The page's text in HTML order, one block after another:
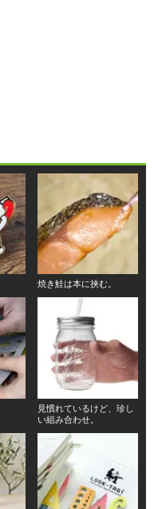
焼き鮭は本に挟む。
見慣れているけど、珍し
い組み合わせ。